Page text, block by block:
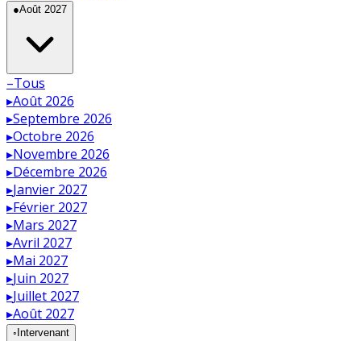
●Août 2027
–Tous
▸Août 2026
▸Septembre 2026
▸Octobre 2026
▸Novembre 2026
▸Décembre 2026
▸Janvier 2027
▸Février 2027
▸Mars 2027
▸Avril 2027
▸Mai 2027
▸Juin 2027
▸Juillet 2027
▸Août 2027
◦ Intervenant